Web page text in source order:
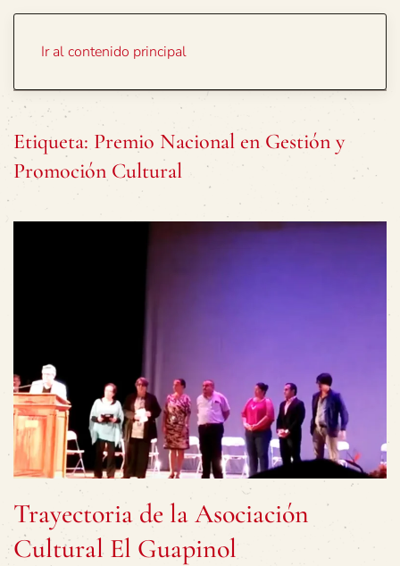
Ir al contenido principal
Etiqueta: Premio Nacional en Gestión y
Promoción Cultural
Trayectoria de la Asociación
Cultural El Guapinol